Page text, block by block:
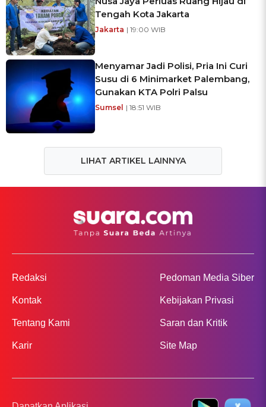
Tengah Kota Jakarta
Jakarta | 19:00 WIB
Menyamar Jadi Polisi, Pria Ini Curi
Susu di 6 Minimarket Palembang,
Gunakan KTA Polri Palsu
Sumsel | 18:51 WIB
LIHAT ARTIKEL LAINNYA
Redaksi
Kontak
Tentang Kami
Karir
Pedoman Media Siber
Kebijakan Privasi
Saran dan Kritik
Site Map